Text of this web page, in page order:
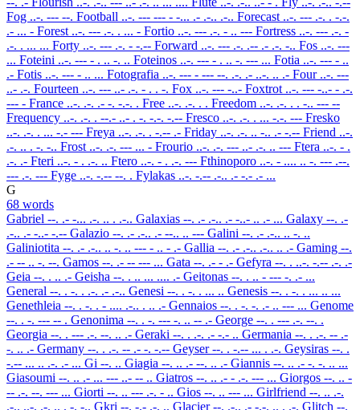
Fog ..-. --- --. Football ..-. --- --- - -... .- .-.. .-.. Forecast ..-. --- .-. . -.-.
.- ... - Forest ..-. --- .-. . ... - Fortio ..-. --- .-. - .. --- Fortress ..-. --- .-. -
.-. . ... ... Forty ..-. --- .-. - -.-- Forward ..-. --- .-. .-- .- .-. -.. Fos ..-. ---
... Foteini ..-. --- - . .. -. .. Foteinos ..-. --- - . .. -. --- ... Fotia ..-. --- - ..
.- Fotis ..-. --- - .. ... Fotografia ..-. --- - --- --. .-. .- ..-. .. .- Four ..-. ---
..- .-. Fourteen ..-. --- ..- .-. - . . -. Fox ..-. --- -..- Foxtrot ..-. --- -..- - .-.
--- - France ..-. .-. .- -. -.-. . Free ..-. .-. . . Freedom ..-. .-. . . -.. --- --
Frequency ..-. .-. . --.- ..- . -. -.-. -.-- Fresco ..-. .-. . ... -.-. --- Fresko
..-. .-. . ... -.- --- Freya ..-. .-. . -.-- .- Friday ..-. .-. .. -.. .- -.-- Friend ..-.
.-. .. . -. -.. Frost ..-. .-. --- ... - Frourio ..-. .-. --- ..- .-. .. --- Ftera ..-. - .
.-. .- Fteri ..-. - . .-. .. Ftero ..-. - . .-. --- Fthinoporo ..-. - .... .. -. --- .--.
--- .-. --- Fyge ..-. -.-- --. . Fylakas ..-. -.-- .-.. .- -.- .- ...
G
68 words
Gabriel --. .- -... .-. .. . .-.. Galaxias --. .- .-.. .- -..- .. .- ... Galaxy --. .-
.-.. .- -..- -.-- Galazio --. .- .-.. .- --.. .. --- Galini --. .- .-.. .. -. ..
Galiniotita --. .- .-.. .. -. .. --- - .. - .- Gallia --. .- .-.. .-.. .. .- Gaming --.
.- -- .. -. --. Gamos --. .- -- --- ... Gata --. .- - .- Gefyra --. . ..-. -.-- .-. .-
Geia --. . .. .- Geisha --. . .. ... .... .- Geitonas --. . .. - --- -. .- ...
General --. . -. . .-. .- .-.. Genesi --. . -. . ... .. Genesis --. . -. . ... .. ...
Genethleia --. . -. . - .... .-.. . .. .- Gennaios --. . -. -. .- .. --- ... Genome
--. . -. --- -- . Genonima --. . -. --- -. .. -- .- George --. . --- .-. --. .
Georgia --. . --- .-. --. .. .- Geraki --. . .-. .- -.- .. Germania --. . .-. -- .-
-. .. .- Germany --. . .-. -- .- -. -.-- Geyser--. . -.-- ... . .-. Geysiras --. .
-.-- ... .. .-. .- ... Gi --. .. Giagia --. .. .- --. .. .- Giannis --. .. .- -. -. .. ...
Giasoumi --. .. .- ... --- ..- -- .. Giatros --. .. .- - .-. --- ... Giorgos --. .. -
-- .-. --. --- ... Giorti --. .. --- .-. - .. Gios --. .. --- ... Girlfriend --. .. .-.
.-.. ..-. .-. .. . -. -.. Gkri --. -.- .-. .. Glacier--. .-.. .- -.-. .. . .-. Glitch --.